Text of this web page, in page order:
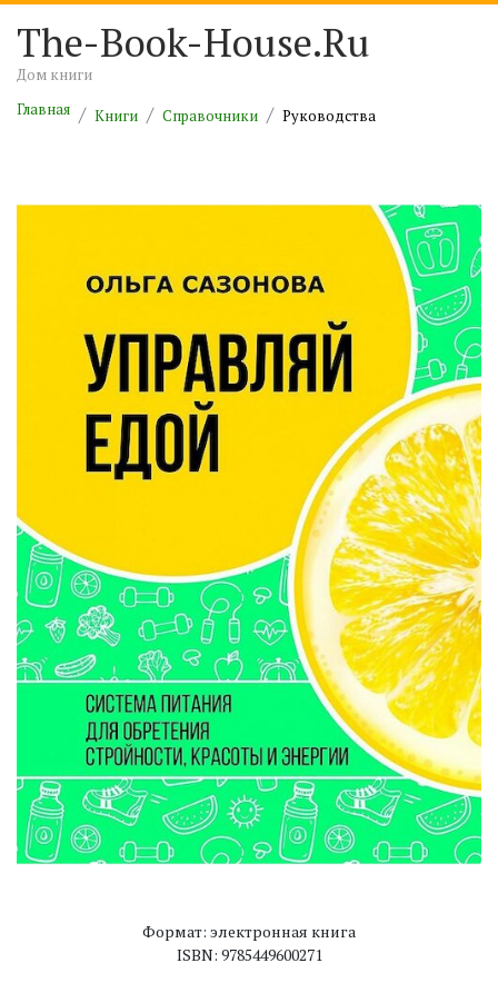
The-Book-House.Ru
Дом книги
Главная
Книги Справочники Руководства
Формат: электронная книга
ISBN: 9785449600271